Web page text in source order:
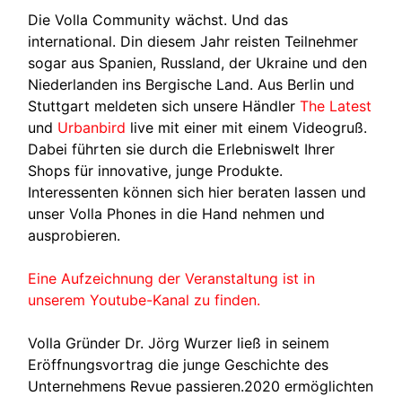
Die Volla Community wächst. Und das
international. Din diesem Jahr reisten Teilnehmer
sogar aus Spanien, Russland, der Ukraine und den
Niederlanden ins Bergische Land. Aus Berlin und
Stuttgart meldeten sich unsere HändlerThe Latest
und Urbanbird live mit einer mit einem Videogruß.
Dabei führten sie durch die Erlebniswelt Ihrer
Shops für innovative, junge Produkte.
Interessenten können sich hier beraten lassen und
unser Volla Phones in die Hand nehmen und
ausprobieren.
Eine Aufzeichnung der Veranstaltung ist in
unserem Youtube-Kanal zu finden.
Volla Gründer Dr. Jörg Wurzer ließ in seinem
Eröffnungsvortrag die junge Geschichte des
Unternehmens Revue passieren.2020 ermöglichten